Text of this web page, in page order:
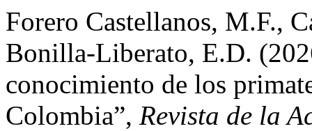
Forero Castellanos, M.F.,
Bonilla-Liberato, E.D.
conocimiento de los
Colombia”, Revista de la